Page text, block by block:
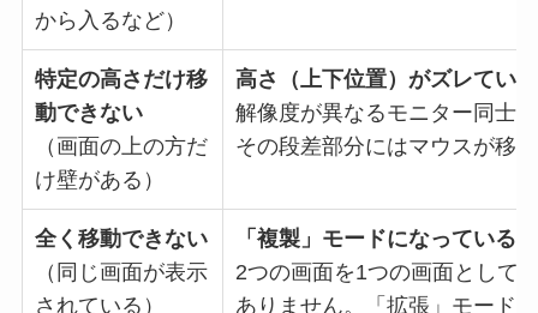
から入るなど）
特定の高さだけ移
動できない
（画面の上の方だ
け壁がある）
高さ（上下位置）がズレている
解像度が異なるモニター同士
その段差部分にはマウスが移
全く移動できない
（同じ画面が表示
されている）
「複製」モードになっている
2つの画面を1つの画面として
ありません。「拡張」モード